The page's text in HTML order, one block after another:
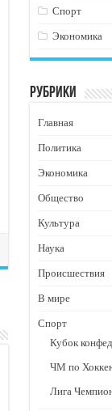
Спорт
Экономика
Рубрики
Главная
Политика
Экономика
Общество
Культура
Наука
Происшествия
В мире
Спорт
Кубок
ЧМ по
Лига